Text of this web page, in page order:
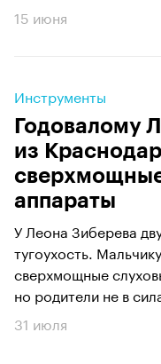
15 июня
Инструменты
Годовалому
из
аппараты
У Леона Зиберева
тугоухость.
сверхмощные
но родители не в
31 июля